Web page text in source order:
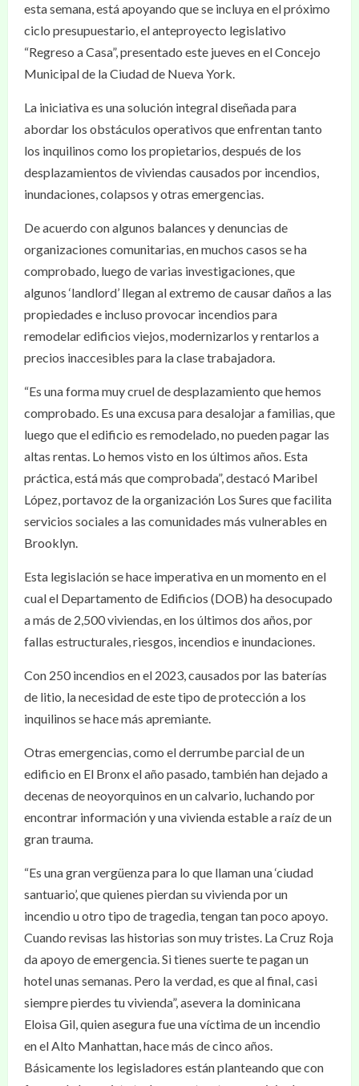
esta semana, está apoyando que se incluya en el próximo
ciclo presupuestario, el anteproyecto legislativo
“Regreso a Casa”, presentado este jueves en el Concejo
Municipal de la Ciudad de Nueva York.
La iniciativa es una solución integral diseñada para
abordar los obstáculos operativos que enfrentan tanto
los inquilinos como los propietarios, después de los
desplazamientos de viviendas causados por incendios,
inundaciones, colapsos y otras emergencias.
De acuerdo con algunos balances y denuncias de
organizaciones comunitarias, en muchos casos se ha
comprobado, luego de varias investigaciones, que
algunos ‘landlord’ llegan al extremo de causar daños a las
propiedades e incluso provocar incendios para
remodelar edificios viejos, modernizarlos y rentarlos a
precios inaccesibles para la clase trabajadora.
“Es una forma muy cruel de desplazamiento que hemos
comprobado. Es una excusa para desalojar a familias, que
luego que el edificio es remodelado, no pueden pagar las
altas rentas. Lo hemos visto en los últimos años. Esta
práctica, está más que comprobada”, destacó Maribel
López, portavoz de la organización Los Sures que facilita
servicios sociales a las comunidades más vulnerables en
Brooklyn.
Esta legislación se hace imperativa en un momento en el
cual el Departamento de Edificios (DOB) ha desocupado
a más de 2,500 viviendas, en los últimos dos años, por
fallas estructurales, riesgos, incendios e inundaciones.
Con 250 incendios en el 2023, causados por las baterías
de litio, la necesidad de este tipo de protección a los
inquilinos se hace más apremiante.
Otras emergencias, como el derrumbe parcial de un
edificio en El Bronx el año pasado, también han dejado a
decenas de neoyorquinos en un calvario, luchando por
encontrar información y una vivienda estable a raíz de un
gran trauma.
“Es una gran vergüenza para lo que llaman una ‘ciudad
santuario’, que quienes pierdan su vivienda por un
incendio u otro tipo de tragedia, tengan tan poco apoyo.
Cuando revisas las historias son muy tristes. La Cruz Roja
da apoyo de emergencia. Si tienes suerte te pagan un
hotel unas semanas. Pero la verdad, es que al final, casi
siempre pierdes tu vivienda”, asevera la dominicana
Eloisa Gil, quien asegura fue una víctima de un incendio
en el Alto Manhattan, hace más de cinco años.
Básicamente los legisladores están planteando que con